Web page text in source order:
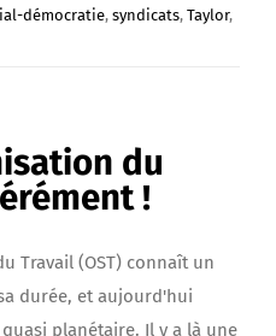
démocratie, syndicats, Taylor,
du
!
Travail (OST) connaît un
durée, et aujourd'hui
planétaire. Il y a là une